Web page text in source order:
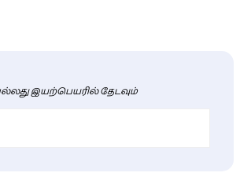
இயற்பெயரில் தேடவும்